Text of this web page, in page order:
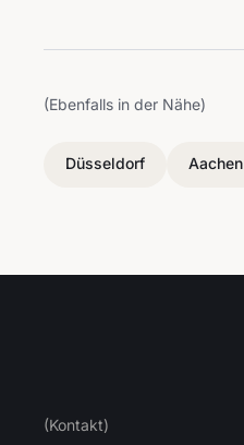
(Ebenfalls in der Nähe)
Düsseldorf Aachen
(Kontakt)